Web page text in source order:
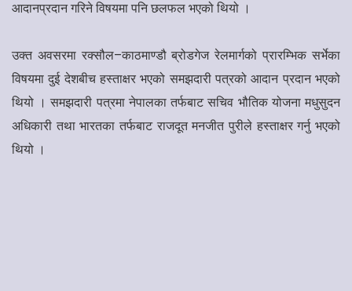
आदानप्रदान गरिने विषयमा पनि छलफल भएको थियो ।
उक्त अवसरमा रक्सौल–काठमाण्डौ ब्रोडगेज रेलमार्गको प्रारम्भिक सर्भेका
विषयमा दुई देशबीच हस्ताक्षर भएको समझदारी पत्रको आदान प्रदान भएको
थियो । समझदारी पत्रमा नेपालका तर्फबाट सचिव भौतिक योजना मधुसुदन
अधिकारी तथा भारतका तर्फबाट राजदूत मनजीत पुरीले हस्ताक्षर गर्नु भएको
थियो ।